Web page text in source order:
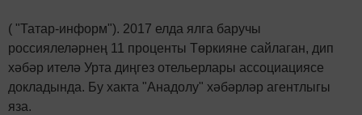
( "Татар-информ"). 2017 елда ялга баручы
россиялеләрнең 11 проценты Төркияне сайлаган, дип
хәбәр ителә Урта диңгез отельерлары ассоциациясе
докладында. Бу хакта "Анадолу" хәбәрләр агентлыгы
яза.